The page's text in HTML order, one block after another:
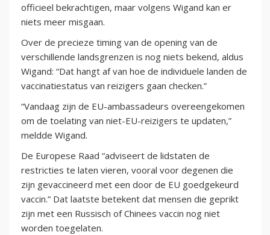
officieel bekrachtigen, maar volgens Wigand kan er
niets meer misgaan.
Over de precieze timing van de opening van de
verschillende landsgrenzen is nog niets bekend, aldus
Wigand: “Dat hangt af van hoe de individuele landen de
vaccinatiestatus van reizigers gaan checken.”
“Vandaag zijn de EU-ambassadeurs overeengekomen
om de toelating van niet-EU-reizigers te updaten,”
meldde Wigand.
De Europese Raad “adviseert de lidstaten de
restricties te laten vieren, vooral voor degenen die
zijn gevaccineerd met een door de EU goedgekeurd
vaccin.” Dat laatste betekent dat mensen die geprikt
zijn met een Russisch of Chinees vaccin nog niet
worden toegelaten.